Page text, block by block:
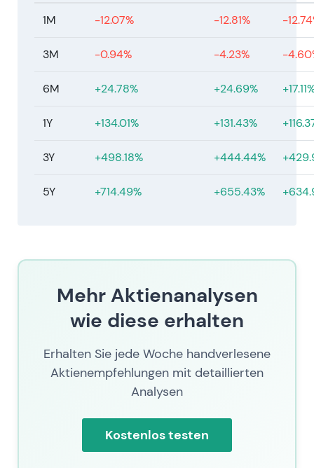
langfristigen Kontrollmaßnahmen gegenüber.
geringere Liquidität, der übergeordnete Trend
Feb. 2026 — HOCHTIEF meldete für GJ 2025
Mio. (+26 % ggü. Vorjahr), getragen von
Auftragskonvertierung; Pressestimmen hoben
Die Wachstumsdynamik gewann weiter an
zunehmend als qualitativ hochwertigerer und
schneller wachsender Bau- und
Konzessionskonzern unter ACS
wahrgenommen; die Investorendiskussion
drehte sich um die Nachhaltigkeit des
Wachstums versus die Dynamik der
Muttergesellschaftskontrolle.
Veröffentlichung der Zahlen; Fortsetzung des
mehrjährigen Aufwärtstrends.
1M -12.07% -12.81% -
3M -0.94% -4.23% -
6M +24.78% +24.69%
1Y +134.01% +131.43%
3Y +498.18% +444.44%
5Y +714.49% +655.43%
Mehr Aktienanalysen
wie diese erhalten
Erhalten Sie jede Woche handverlesene
Aktienempfehlungen mit detaillierten
Analysen
Kostenlos testen